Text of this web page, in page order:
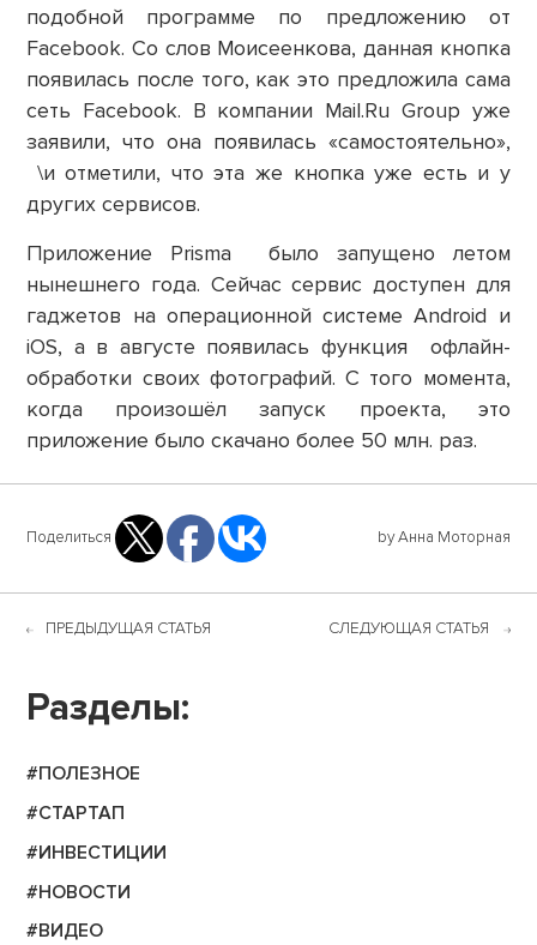
подобной программе по предложению от
Facebook. Со слов Моисеенкова, данная кнопка
появилась после того, как это предложила сама
сеть Facebook. В компании Mail.Ru Group уже
заявили, что она появилась «самостоятельно»,
\и отметили, что эта же кнопка уже есть и у
других сервисов.
Приложение Prisma было запущено летом
нынешнего года. Сейчас сервис доступен для
гаджетов на операционной системе Android и
iOS, а в августе появилась функция офлайн-
обработки своих фотографий. С того момента,
когда произошёл запуск проекта, это
приложение было скачано более 50 млн. раз.
Поделиться by Анна Моторная
ПРЕДЫДУЩАЯ СТАТЬЯ СЛЕДУЮЩАЯ СТАТЬЯ
Разделы:
#ПОЛЕЗНОЕ
#СТАРТАП
#ИНВЕСТИЦИИ
#НОВОСТИ
#ВИДЕО